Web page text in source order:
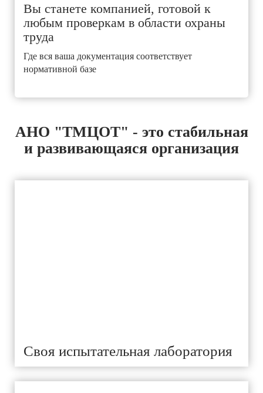
Вы станете компанией, готовой к
любым проверкам в области охраны
труда
Где вся ваша документация соответствует
нормативной базе
АНО "ТМЦОТ" - это стабильная
и развивающаяся организация
Своя испытательная лаборатория